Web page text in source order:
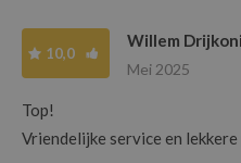
10,0
Willem
Mei 2025
Top!
Vriendelijke service en lekkere